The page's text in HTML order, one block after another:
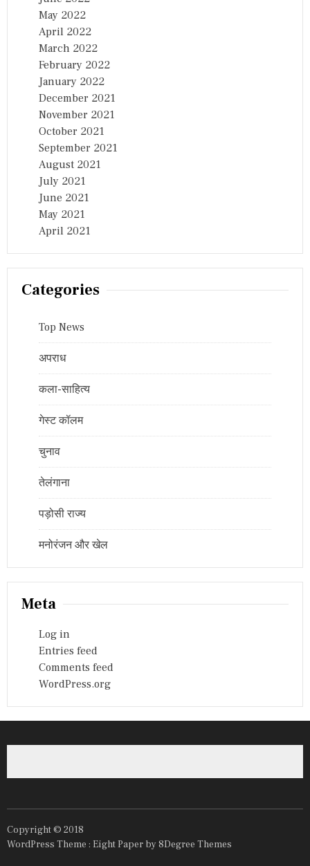
May 2022
April 2022
March 2022
February 2022
January 2022
December 2021
November 2021
October 2021
September 2021
August 2021
July 2021
June 2021
May 2021
April 2021
Categories
Top News
अपराध
कला-साहित्य
गेस्ट कॉलम
चुनाव
तेलंगाना
पड़ोसी राज्य
मनोरंजन और खेल
Meta
Log in
Entries feed
Comments feed
WordPress.org
Copyright © 2018
WordPress Theme : Eight Paper by 8Degree Themes